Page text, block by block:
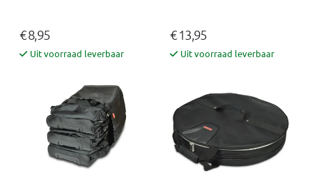
€ 8,95
Uit voorraad leverbaar
€ 13,95
Uit voorraad leverbaar